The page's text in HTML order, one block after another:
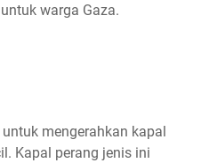
warga Gaza.
mengerahkan kapal
Kapal perang jenis ini